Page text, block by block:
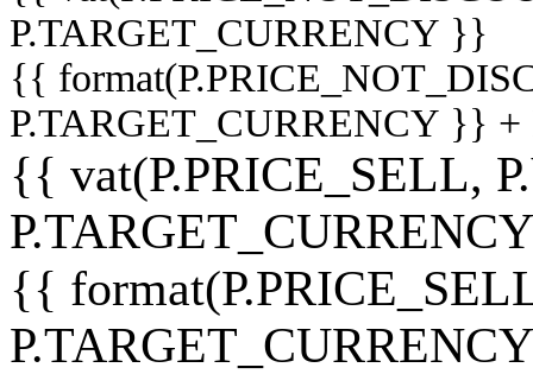
P.TARGET_CURRENCY }}
{{
P.TARGET_CURRENCY }}
{{ vat(P.PRICE_SELL,
{{